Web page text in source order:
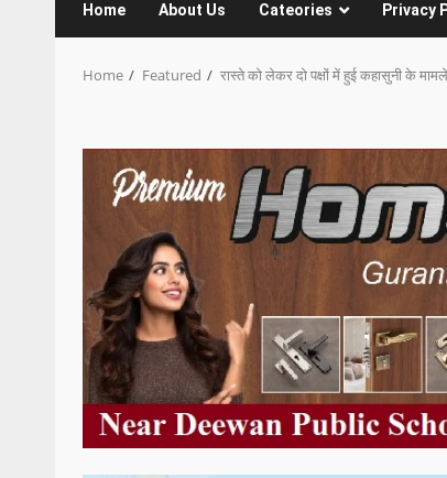
Home About Us Cateories Privacy
Home Featured रास्ते को लेकर दो पक्षों में हुई कहासुनी के